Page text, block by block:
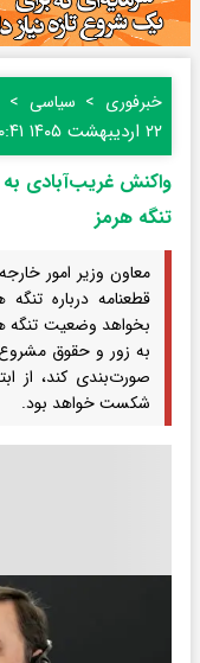
خبرفوری سیاسی
۲۲ اردیبهشت ۱۴۰۵ ۰۰:۴۱
واکنش غریب‌آبادی به
تنگه هرمز
معاون وزیر امور
قطعنامه درباره
بخواهد وضعیت تنگه
به زور و حقوق مشروع
صورت‌بندی کند، از
شکست خواهد بود.